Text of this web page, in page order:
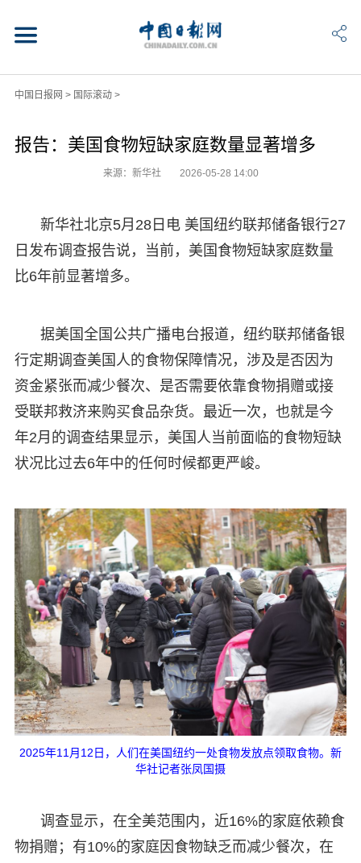
中国日报网 > 国际滚动>
报告：美国食物短缺家庭数量显著增多
来源：新华社 2026-05-28 14:00
新华社北京5月28日电 美国纽约联邦储备银行27
日发布调查报告说，当前，美国食物短缺家庭数量
比6年前显著增多。
据美国全国公共广播电台报道，纽约联邦储备银
行定期调查美国人的食物保障情况，涉及是否因为
资金紧张而减少餐次、是否需要依靠食物捐赠或接
受联邦救济来购买食品杂货。最近一次，也就是今
年2月的调查结果显示，美国人当前面临的食物短缺
状况比过去6年中的任何时候都更严峻。
2025年11月12日，人们在美国纽约一处食物发放点领取食物。新
华社记者张凤国摄
调查显示，在全美范围内，近16%的家庭依赖食
物捐赠；有10%的家庭因食物缺乏而减少餐次，在